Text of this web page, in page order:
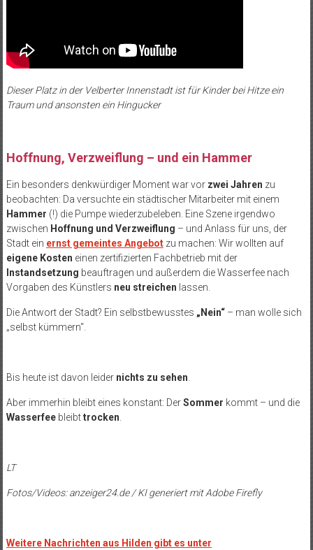
Dieser Platz in der Velberter Innenstadt ist für Kinder bei Hitze ein
Traum und ansonsten ein Hingucker
Hoffnung, Verzweiflung – und ein Hammer
Ein besonders denkwürdiger Moment war vor zwei Jahren zu
beobachten: Da versuchte ein städtischer Mitarbeiter mit einem
Hammer (!) die Pumpe wiederzubeleben. Eine Szene irgendwo
zwischen Hoffnung und Verzweiflung – und Anlass für uns, der
Stadt ein ernst gemeintes Angebotzu machen: Wir wollten auf
eigene Kosten einen zertifizierten Fachbetrieb mit der
Instandsetzung beauftragen und außerdem die Wasserfee nach
Vorgaben des Künstlers neu streichen lassen.
Die Antwort der Stadt? Ein selbstbewusstes „Nein“– man wolle sich
„selbst kümmern“.
Bis heute ist davon leider nichts zu sehen
Aber immerhin bleibt eines konstant: DerSommer kommt – und die
Wasserfeebleibttrocken
LT
Fotos/Videos: anzeiger24.de / KI generiert mit Adobe Firefly
Weitere Nachrichten aus Hilden gibt es unter